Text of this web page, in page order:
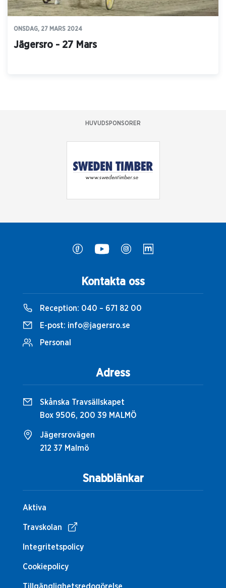
ONSDAG, 27 MARS 2024
Jägersro - 27 Mars
HUVUDSPONSORER
Snabblänkar
Aktiva
Travskolan
Integritetspolicy
Cookiepolicy
Kontakta oss
Reception: 040 – 671 82 00
E-post: info@jagersro.se
Personal
Adress
Skånska Travsällskapet
Box 9506, 200 39 MALMÖ
Jägersrovägen
212 37 Malmö